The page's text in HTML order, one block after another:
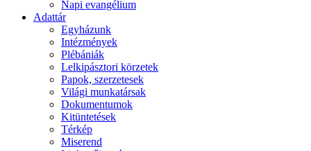
Napi evangélium
Adattár
Egyházunk
Intézmények
Plébániák
Lelkipásztori körzetek
Papok, szerzetesek
Világi munkatársak
Dokumentumok
Kitüntetések
Térkép
Miserend